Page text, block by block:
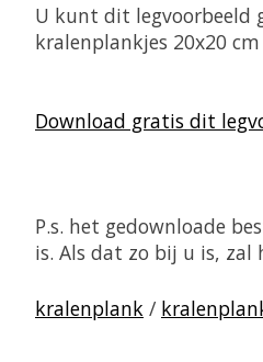
U kunt dit legvoorbeeld
kralenplankjes 20x20
Download gratis dit
P.s. het gedownloade
is. Als dat zo bij u is,
kralenplank /